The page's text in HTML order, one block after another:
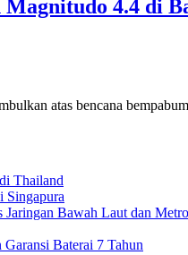
4.4 di
atas bencana
Thailand
Singapura
Bawah Laut dan
Baterai 7 Tahun